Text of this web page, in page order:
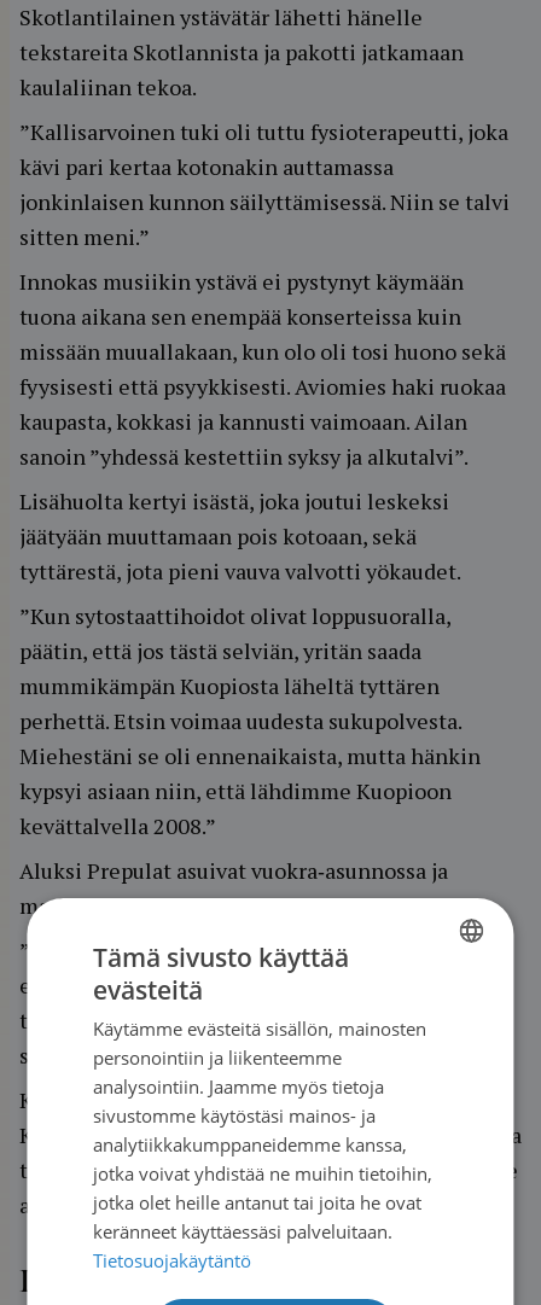
Skotlantilainen ystävätär lähetti hänelle
tekstareita Skotlannista ja pakotti jatkamaan
kaulaliinan tekoa.
”Kallisarvoinen tuki oli tuttu fysioterapeutti, joka
kävi pari kertaa kotonakin auttamassa
jonkinlaisen kunnon säilyttämisessä. Niin se talvi
sitten meni.”
Innokas musiikin ystävä ei pystynyt käymään
tuona aikana sen enempää konserteissa kuin
missään muuallakaan, kun olo oli tosi huono sekä
fyysisesti että psyykkisesti. Aviomies haki ruokaa
kaupasta, kokkasi ja kannusti vaimoaan. Ailan
sanoin ”yhdessä kestettiin syksy ja alkutalvi”.
Lisähuolta kertyi isästä, joka joutui leskeksi
jäätyään muuttamaan pois kotoaan, sekä
tyttärestä, jota pieni vauva valvotti yökaudet.
”Kun sytostaattihoidot olivat loppusuoralla,
päätin, että jos tästä selviän, yritän saada
mummikämpän Kuopiosta läheltä tyttären
perhettä. Etsin voimaa uudesta sukupolvesta.
Miehestäni se oli ennenaikaista, mutta hänkin
kypsyi asiaan niin, että lähdimme Kuopioon
kevättalvella 2008.”
Aluksi Prepulat asuivat vuokra‐asunnossa ja
matkustivat Kuopion ja Mikkelin väliä.
”Ajattelin silloin paljon äitiä, ja minusta tuntui,
että perheemme neljän sukupolven naiselle
tapahtui jotain suurta: yksi lähti taivaaseen, yksi
sairastui, yksi synnytti ja yksi syntyi.”
Kolme vuotta sitten Prepulat muuttivat kokonaan
Kuopioon. Iloiseksi yllätykseksi koti löytyi samasta
talosta, missä tyttären 2-lapsiseksi kasvanut perhe
asuu.
Laulaminen antaa voimia
SWEDISH
Tämä sivusto käyttää
evästeitä
Käytämme evästeitä sisällön, mainosten
personointiin ja liikenteemme
analysointiin. Jaamme myös tietoja
sivustomme käytöstäsi mainos- ja
analytiikkakumppaneidemme kanssa,
jotka voivat yhdistää ne muihin tietoihin,
jotka olet heille antanut tai joita he ovat
keränneet käyttäessäsi palveluitaan.
Tietosuojakäytäntö